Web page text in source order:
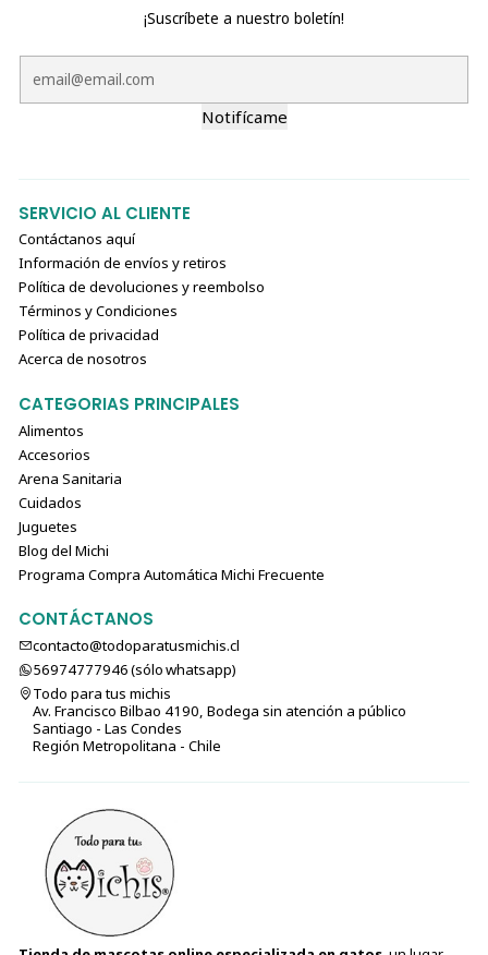
¡Suscríbete a nuestro boletín!
Notifícame
SERVICIO AL CLIENTE
Contáctanos aquí
Información de envíos y retiros
Política de devoluciones y reembolso
Términos y Condiciones
Política de privacidad
Acerca de nosotros
CATEGORIAS PRINCIPALES
Alimentos
Accesorios
Arena Sanitaria
Cuidados
Juguetes
Blog del Michi
Programa Compra Automática Michi Frecuente
CONTÁCTANOS
contacto@todoparatusmichis.cl
56974777946 (sólo⁣⁣⁣⁣⁣​​​​​​​​​​​​​​​ whatsapp)
Todo para tus michis
Av. Francisco Bilbao 4190, Bodega sin atención a público
Santiago - Las Condes
Región Metropolitana - Chile